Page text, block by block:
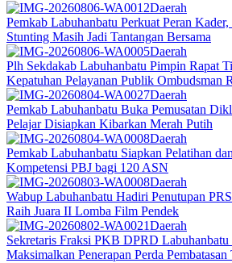
Daerah
Pemkab Labuhanbatu Perkuat Peran
Stunting Masih Jadi Tantangan Bersama
Daerah
Plh Sekdakab Labuhanbatu Pimpin Rapat
Kepatuhan Pelayanan Publik Ombudsman
Daerah
Pemkab Labuhanbatu Buka Pemusatan
Pelajar Disiapkan Kibarkan Merah Putih
Daerah
Pemkab Labuhanbatu Siapkan Pelatihan
Kompetensi PBJ bagi 120 ASN
Daerah
Wabup Labuhanbatu Hadiri Penutupan
Raih Juara II Lomba Film Pendek
Daerah
Sekretaris Fraksi PKB DPRD Labuhanbatu
Maksimalkan Penerapan Perda